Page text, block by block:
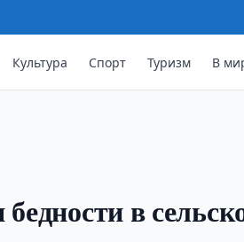
Культура Спорт Туризм В
в